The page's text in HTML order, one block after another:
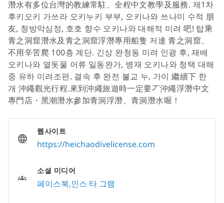
潛水有多位台灣的教練常駐、全程中文教學及服務. 제1차
후키오키 가쓰라 오키누키 부부, 오키나와 쓰나미 수적 朋
友, 청방악심정, 호호 향수 오키나와 대해적 미려 吧! 탑乘
青之洞窟潛水及青之洞窟浮潛專用船隻 저達 青之洞窟、
不用辛苦爬 100층 계단. 긴상 완청동 미려 인광 후, 재배
오키나와 열돗물 어류 일동완가, 병재 오키나와 청택 대해
중 유하 미려조편. 결속 후 완전 불교 누, 가이 繼續下 한
개 沖繩觀光行程.來到沖繩旅遊時一定要丆沖繩浮潛中文
專門店・黑潮潛水參加青洞浮潛、青洞潛水喔！
웹사이트
https://heichaodivelicense.com
소셜 미디어
페이스북 인스 타 그램